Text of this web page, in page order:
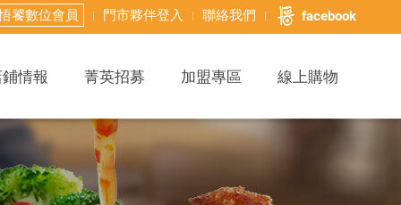
饕數位會員 門市夥伴登入 聯絡我們 facebook
情報 菁英招募 加盟專區 線上購物